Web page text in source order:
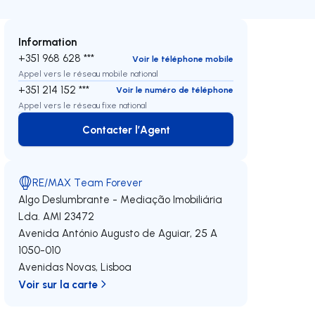
Information
+351 968 628 ***
Voir le téléphone mobile
Appel vers le réseau mobile national
+351 214 152 ***
Voir le numéro de téléphone
Appel vers le réseau fixe national
Contacter l’Agent
Contacter l’Agent
RE/MAX Team Forever
Algo Deslumbrante - Mediação Imobiliária
Lda. AMI 23472
Avenida António Augusto de Aguiar, 25 A
1050-010
Avenidas Novas,Lisboa
Voir sur la carte